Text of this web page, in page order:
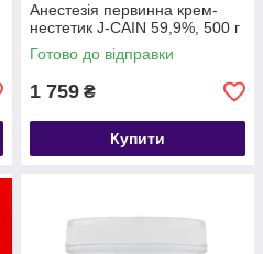
Анестезія первинна крем-
нестетик J-CAIN 59,9%, 500 г
Готово до відправки
1 759 ₴
Купити